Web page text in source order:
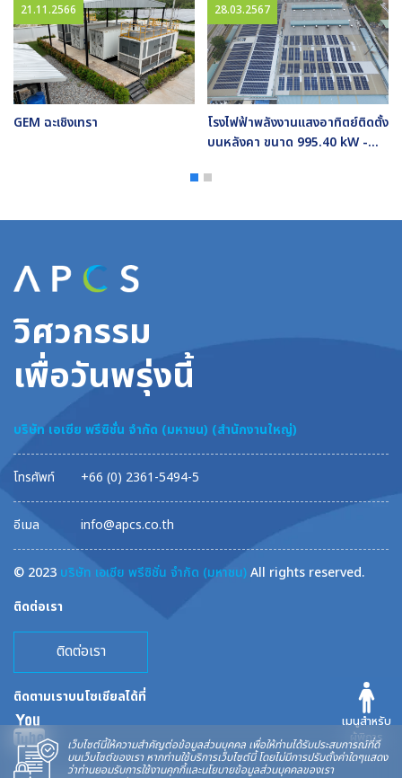
เมนูสำหรับ
ผู้พิการ
21.11.2566
GEM ฉะเชิงเทรา
28.03.2567
โรงไฟฟ้าพลังงานแสงอาทิตย์ติดตั้ง
บนหลังคา ขนาด 995.40 kW -
วิศวกรรม
เพื่อวันพรุ่งนี้
บริษัท เอเซีย พรีซิชั่น จำกัด (มหาชน) (สำนักงานใหญ่)
โทรศัพท์ +66 (0) 2361-5494-5
อีเมล info@apcs.co.th
© 2023 บริษัท เอเซีย พรีซิชั่น จำกัด (มหาชน)All rights reserved.
ติดต่อเรา
ติดต่อเรา
ติดตามเราบนโซเชียลได้ที่
เว็บไซต์นี้ให้ความสำคัญต่อข้อมูลส่วนบุคคล เพื่อให้ท่านได้รับประสบการณ์ที่ดี
บนเว็บไซต์ของเรา หากท่านใช้บริการเว็บไซต์นี้ โดยไม่มีการปรับตั้งค่าใดๆแสดง
ว่าท่านยอมรับการใช้งานคุกกี้และนโยบายข้อมูลส่วนบุคคลของเรา